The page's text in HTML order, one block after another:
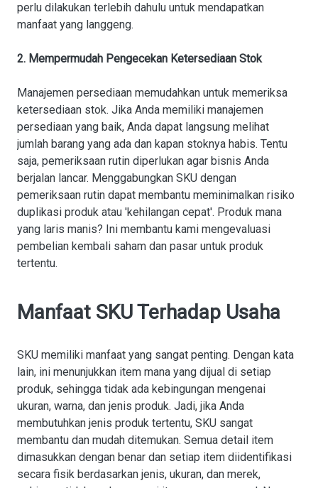
perlu dilakukan terlebih dahulu untuk mendapatkan
manfaat yang langgeng.
2. Mempermudah Pengecekan Ketersediaan Stok
Manajemen persediaan memudahkan untuk memeriksa
ketersediaan stok. Jika Anda memiliki manajemen
persediaan yang baik, Anda dapat langsung melihat
jumlah barang yang ada dan kapan stoknya habis. Tentu
saja, pemeriksaan rutin diperlukan agar bisnis Anda
berjalan lancar. Menggabungkan SKU dengan
pemeriksaan rutin dapat membantu meminimalkan risiko
duplikasi produk atau 'kehilangan cepat'. Produk mana
yang laris manis? Ini membantu kami mengevaluasi
pembelian kembali saham dan pasar untuk produk
tertentu.
Manfaat SKU Terhadap Usaha
SKU memiliki manfaat yang sangat penting. Dengan kata
lain, ini menunjukkan item mana yang dijual di setiap
produk, sehingga tidak ada kebingungan mengenai
ukuran, warna, dan jenis produk. Jadi, jika Anda
membutuhkan jenis produk tertentu, SKU sangat
membantu dan mudah ditemukan. Semua detail item
dimasukkan dengan benar dan setiap item diidentifikasi
secara fisik berdasarkan jenis, ukuran, dan merek,